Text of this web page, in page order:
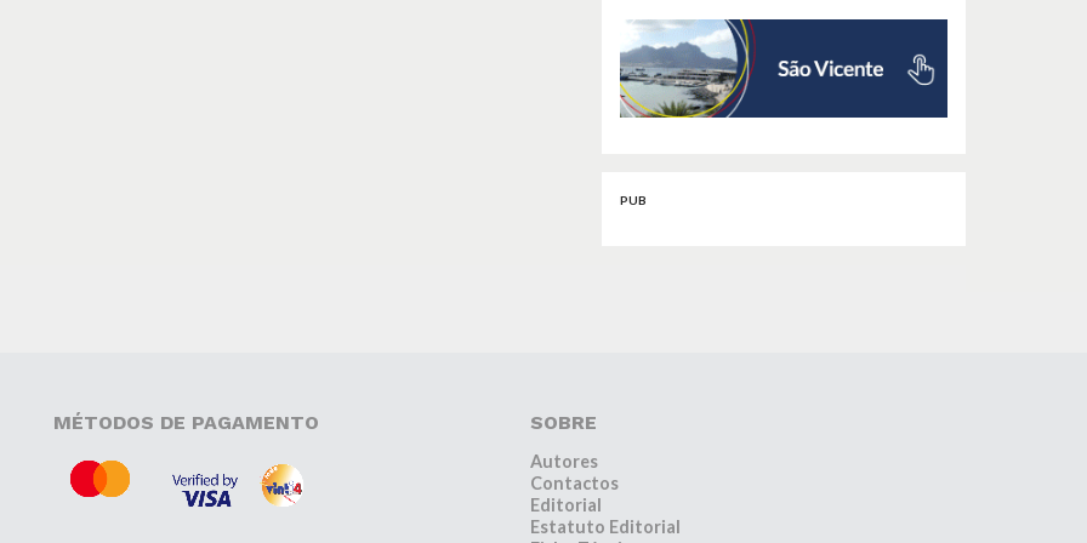
PUB
MÉTODOS DE PAGAMENTO SOBRE
Autores
Contactos
Editorial
Estatuto Editorial